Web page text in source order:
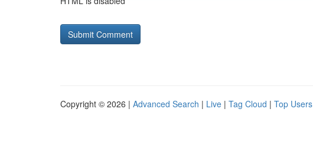
Copyright © 2026 | Advanced Search | Live | Tag Cloud | Top Users